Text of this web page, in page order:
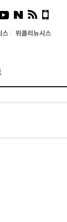
스 위클리뉴시스